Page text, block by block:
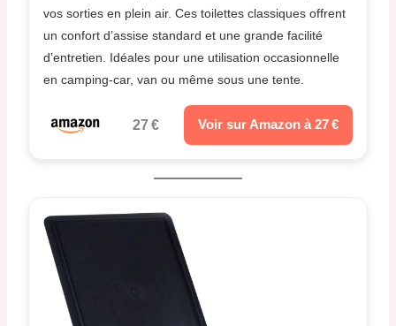
vos sorties en plein air. Ces toilettes classiques offrent
un confort d’assise standard et une grande facilité
d’entretien. Idéales pour une utilisation occasionnelle
en camping-car, van ou même sous une tente.
27 € Voir sur Amazon à 27 €